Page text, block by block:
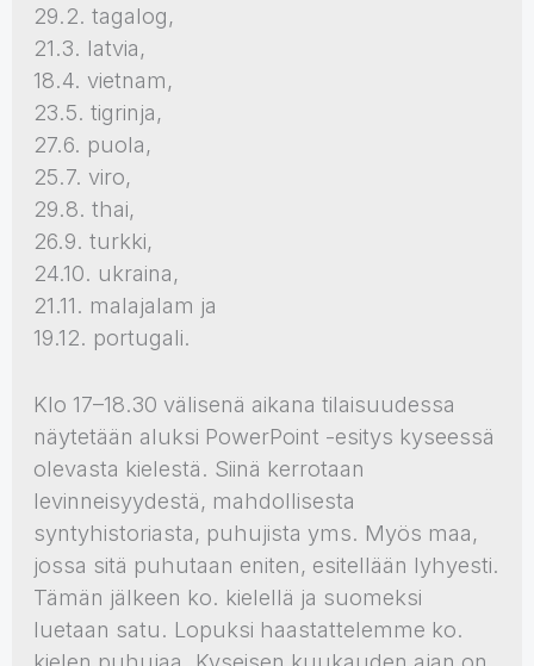
29.2. tagalog,
21.3. latvia,
18.4. vietnam,
23.5. tigrinja,
27.6. puola,
25.7. viro,
29.8. thai,
26.9. turkki,
24.10. ukraina,
21.11. malajalam ja
19.12. portugali.
Klo 17–18.30 välisenä aikana tilaisuudessa
näytetään aluksi PowerPoint -esitys kyseessä
olevasta kielestä. Siinä kerrotaan
levinneisyydestä, mahdollisesta
syntyhistoriasta, puhujista yms. Myös maa,
jossa sitä puhutaan eniten, esitellään lyhyesti.
Tämän jälkeen ko. kielellä ja suomeksi
luetaan satu. Lopuksi haastattelemme ko.